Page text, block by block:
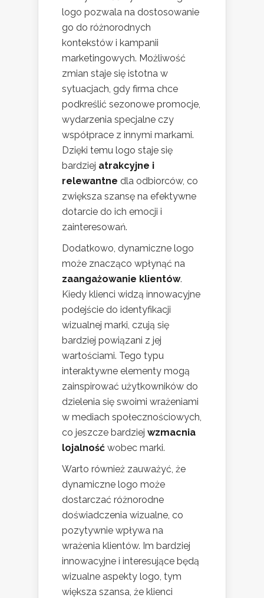
logo pozwala na dostosowanie
go do różnorodnych
kontekstów i kampanii
marketingowych. Możliwość
zmian staje się istotna w
sytuacjach, gdy firma chce
podkreślić sezonowe promocje,
wydarzenia specjalne czy
współprace z innymi markami.
Dzięki temu logo staje się
bardziej atrakcyjne i
relewantne dla odbiorców, co
zwiększa szansę na efektywne
dotarcie do ich emocji i
zainteresowań.
Dodatkowo, dynamiczne logo
może znacząco wpłynąć na
zaangażowanie klientów.
Kiedy klienci widzą innowacyjne
podejście do identyfikacji
wizualnej marki, czują się
bardziej powiązani z jej
wartościami. Tego typu
interaktywne elementy mogą
zainspirować użytkowników do
dzielenia się swoimi wrażeniami
w mediach społecznościowych,
co jeszcze bardziej wzmacnia
lojalność wobec marki.
Warto również zauważyć, że
dynamiczne logo może
dostarczać różnorodne
doświadczenia wizualne, co
pozytywnie wpływa na
wrażenia klientów. Im bardziej
innowacyjne i interesujące będą
wizualne aspekty logo, tym
większa szansa, że klienci